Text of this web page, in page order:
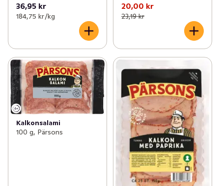
36,95 kr
184,75 kr /kg
20,00 kr
23,19 kr
Kalkonsalami
100 g, Pärsons